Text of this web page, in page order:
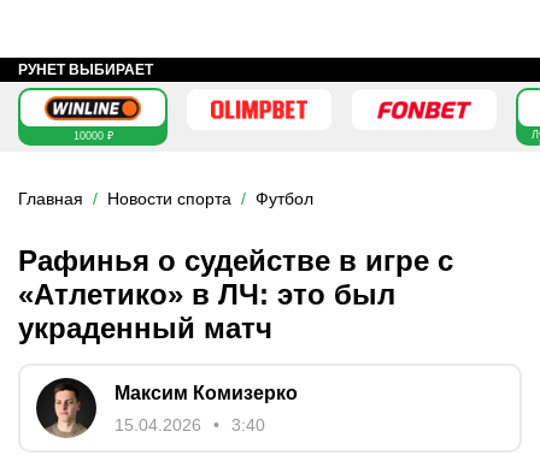
РУНЕТ ВЫБИРАЕТ
10000 ₽
Главная Новости спорта Футбол
Рафинья о судействе в игре с
«Атлетико» в ЛЧ: это был
украденный матч
Максим Комизерко
15.04.2026 3:40